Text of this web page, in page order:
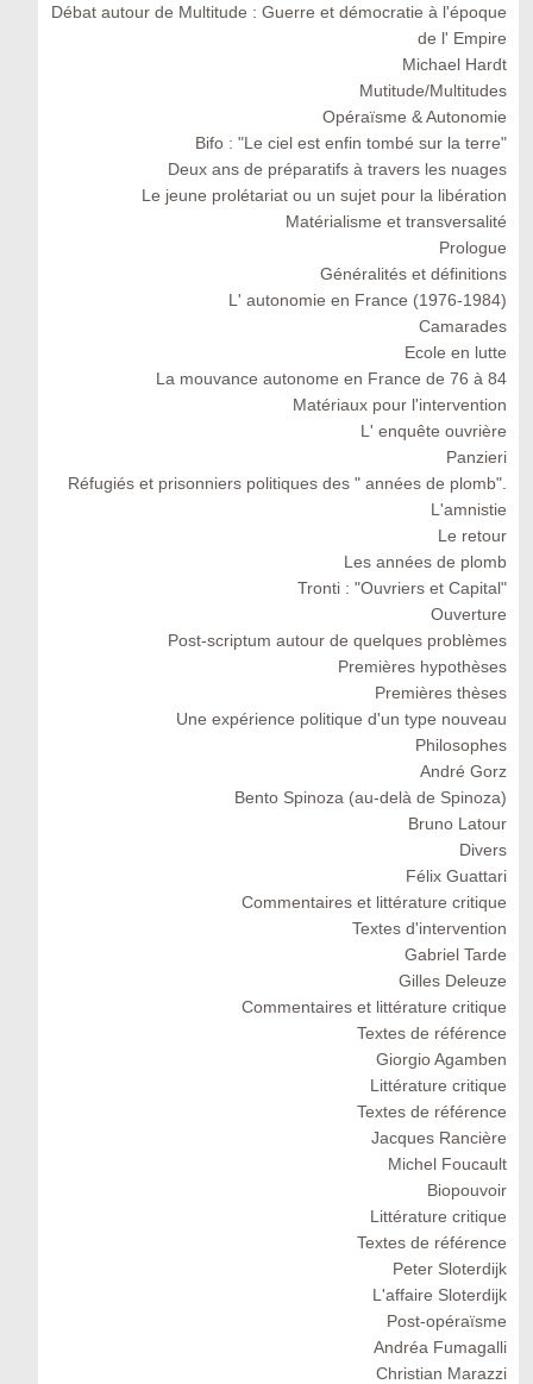
Débat autour de Multitude : Guerre et démocratie à l'époque
de l' Empire
Michael Hardt
Mutitude/Multitudes
Opéraïsme & Autonomie
Bifo : "Le ciel est enfin tombé sur la terre"
Deux ans de préparatifs à travers les nuages
Le jeune prolétariat ou un sujet pour la libération
Matérialisme et transversalité
Prologue
Généralités et définitions
L' autonomie en France (1976-1984)
Camarades
Ecole en lutte
La mouvance autonome en France de 76 à 84
Matériaux pour l'intervention
L' enquête ouvrière
Panzieri
Réfugiés et prisonniers politiques des " années de plomb".
L'amnistie
Le retour
Les années de plomb
Tronti : "Ouvriers et Capital"
Ouverture
Post-scriptum autour de quelques problèmes
Premières hypothèses
Premières thèses
Une expérience politique d'un type nouveau
Philosophes
André Gorz
Bento Spinoza (au-delà de Spinoza)
Bruno Latour
Divers
Félix Guattari
Commentaires et littérature critique
Textes d'intervention
Gabriel Tarde
Gilles Deleuze
Commentaires et littérature critique
Textes de référence
Giorgio Agamben
Littérature critique
Textes de référence
Jacques Rancière
Michel Foucault
Biopouvoir
Littérature critique
Textes de référence
Peter Sloterdijk
L'affaire Sloterdijk
Post-opéraïsme
Andréa Fumagalli
Christian Marazzi